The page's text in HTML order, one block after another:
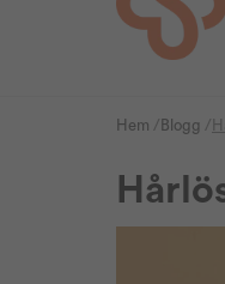
Hem / Blogg /